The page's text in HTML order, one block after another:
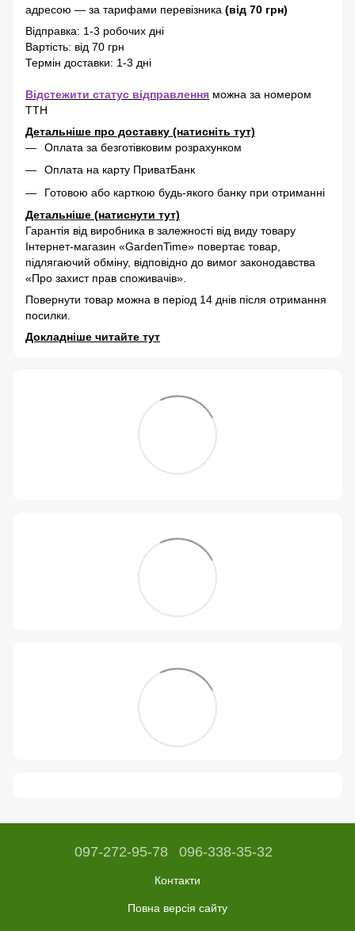
адресою — за тарифами перевізника (від 70 грн)
Відправка: 1-3 робочих дні
Вартість: від 70 грн
Термін доставки: 1-3 дні
Відстежити статус відправлення можна за номером
ТТН
Детальніше про доставку (натисніть тут)
Оплата за безготівковим розрахунком
Оплата на карту ПриватБанк
Готовою або карткою будь-якого банку при отриманні
Детальніше (натиснути тут)
Гарантія від виробника в залежності від виду товару
Інтернет-магазин «GardenTime» повертає товар,
підлягаючий обміну, відповідно до вимог законодавства
«Про захист прав споживачів».
Повернути товар можна в період 14 днів після отримання
посилки.
Докладніше читайте тут
097-272-95-78 096-338-35-32
Контакти
Повна версія сайту